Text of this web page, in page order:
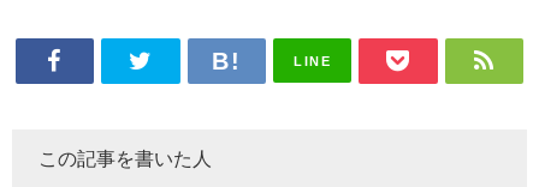
LINE
この記事を書いた人